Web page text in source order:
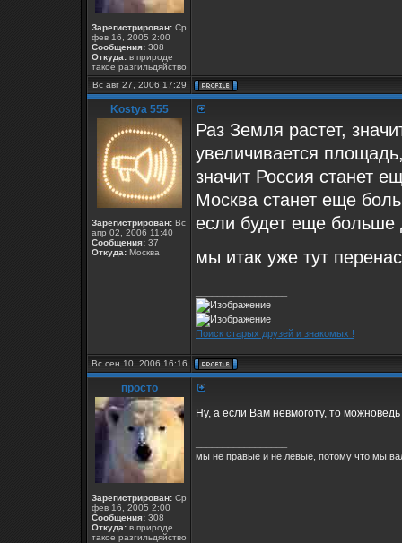
Зарегистрирован: Ср
фев 16, 2005 2:00
Сообщения: 308
Откуда: в природе
такое разгильдяйство
Вс авг 27, 2006 17:29
Kostya 555
Зарегистрирован: Вс
апр 02, 2006 11:40
Сообщения: 37
Откуда: Москва
Раз Земля растет,
увеличивается
значит Россия станет
Москва станет еще
если будет еще
мы итак уже тут
Поиск старых друзей и знакомых !
Вс сен 10, 2006 16:16
просто
Зарегистрирован: Ср
фев 16, 2005 2:00
Сообщения: 308
Откуда: в природе
такое разгильдяйство
Ну, а если Вам невмоготу, то
мы не правые и не левые, потому что мы